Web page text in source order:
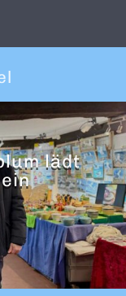
lädt